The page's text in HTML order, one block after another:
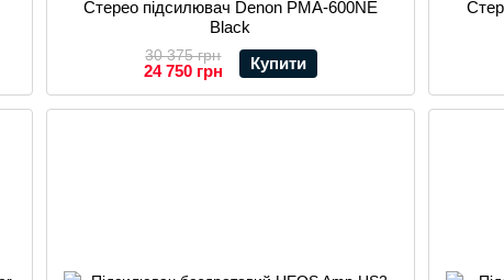
Стерео підсилювач Denon PMA-600NE
Black
30 375 грн
24 750 грн Купити